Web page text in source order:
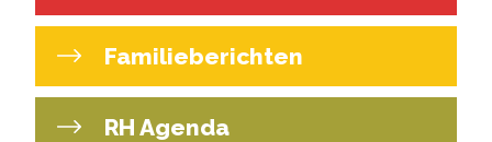
Familieberichten
RH Agenda